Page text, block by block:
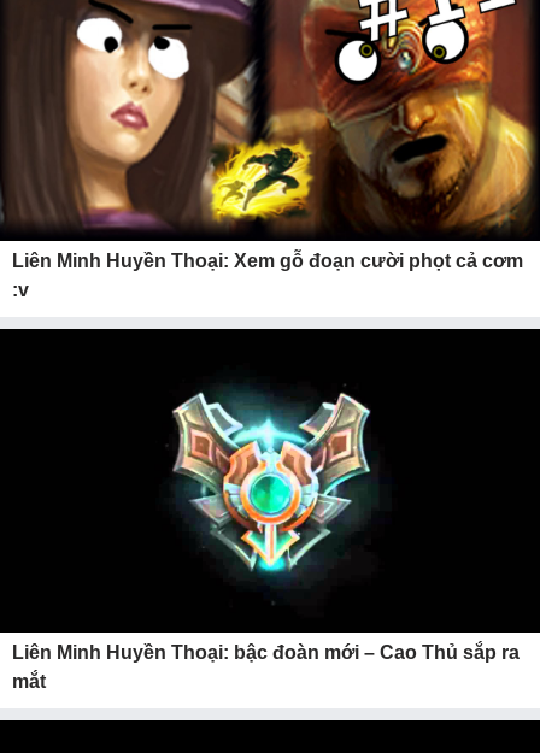
Liên Minh Huyền Thoại: Xem gỗ đoạn cười phọt cả cơm
:v
Liên Minh Huyền Thoại: bậc đoàn mới – Cao Thủ sắp ra
mắt